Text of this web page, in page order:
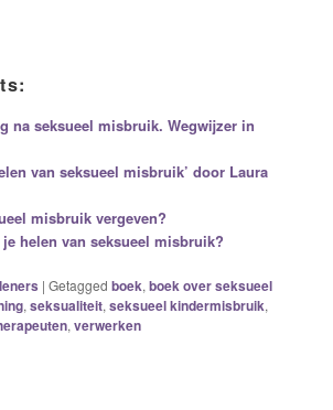
na seksueel misbruik. Wegwijzer in
van seksueel misbruik’ door Laura
misbruik vergeven?
helen van seksueel misbruik?
|Getagged boek,boek over seksueel
,seksualiteit,seksueel kindermisbruik,
,verwerken